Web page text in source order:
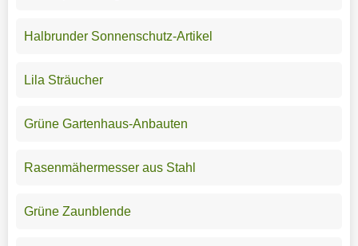
Halbrunder Sonnenschutz-Artikel
Lila Sträucher
Grüne Gartenhaus-Anbauten
Rasenmähermesser aus Stahl
Grüne Zaunblende